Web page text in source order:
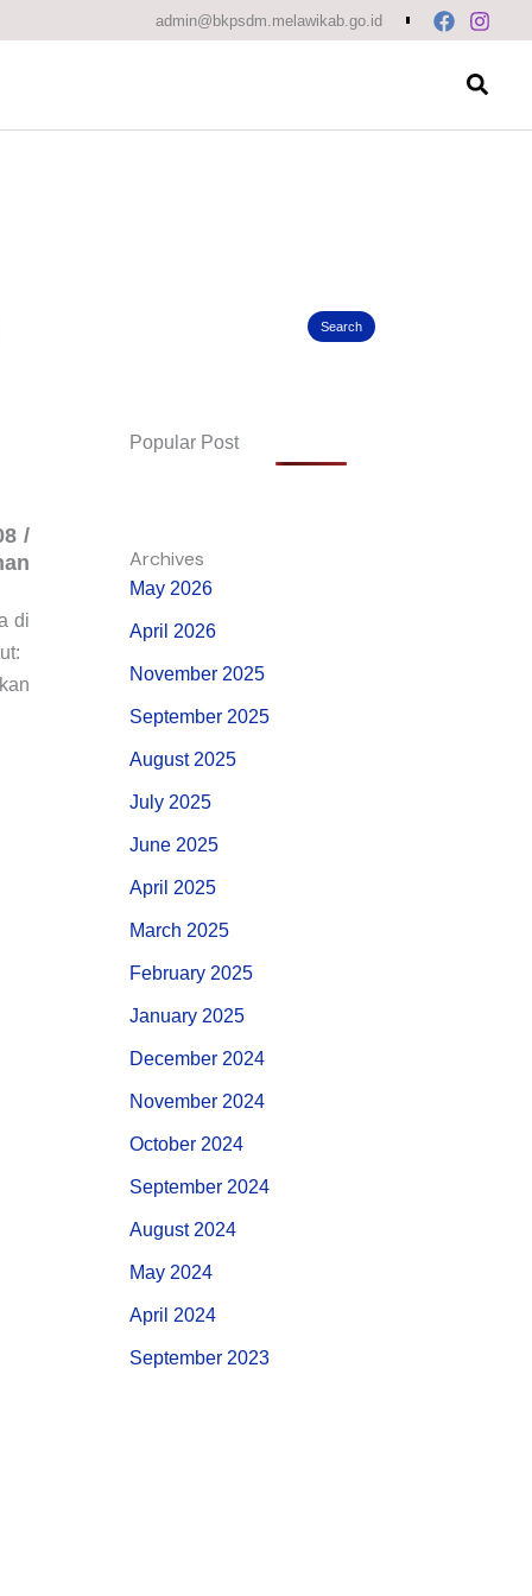
admin@bkpsdm.melawikab.go.id
/
di
Search
Popular Post
Archives
May 2026
April 2026
November 2025
September 2025
August 2025
July 2025
June 2025
April 2025
March 2025
February 2025
January 2025
December 2024
November 2024
October 2024
September 2024
August 2024
May 2024
April 2024
September 2023